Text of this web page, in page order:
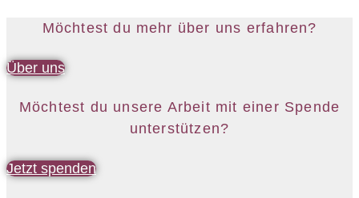
Möchtest du mehr über uns erfahren?
Über uns
Möchtest du unsere Arbeit mit einer Spende
unterstützen?
Jetzt spenden